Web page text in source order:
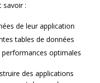
savoir :
de leur application
tables de données
optimales
des applications